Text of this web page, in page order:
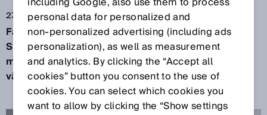
23 juli 2021
Fabian Schmidt, Head of Digital Manufacturing på
SICK, förklarar hur han anser att ”Growth Mindset”,
meningsfull digitalisering och implementerat
värdeskapande hänger ihop.
personal data for personalized and
non‑personalized advertising (including ads
personalization), as well as measurement
and analytics. By clicking the “Accept all
cookies” button you consent to the use of
cookies. You can select which cookies you
want to allow by clicking the “Show settings